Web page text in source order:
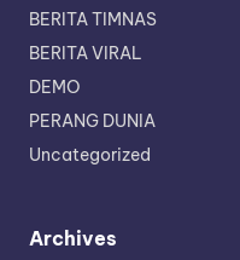
BERITA TIMNAS
BERITA VIRAL
DEMO
PERANG DUNIA
Uncategorized
Archives